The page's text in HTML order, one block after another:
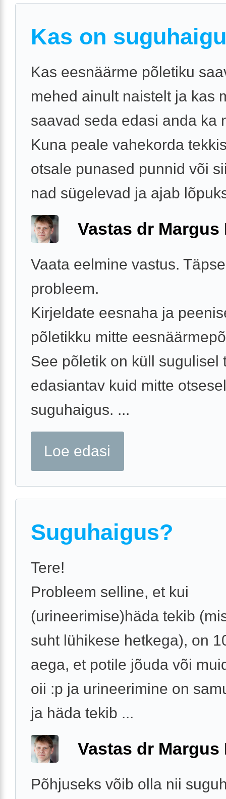
Kas on
Kas eesnäärme põletiku
mehed ainult naistelt ja kas
saavad seda edasi anda ka
Kuna peale vahekorda
otsale punased punnid või
nad sügelevad ja ajab
Vastas dr Margus
Vaata eelmine vastus.
probleem.
Kirjeldate eesnaha ja
põletikku mitte
See põletik on küll sugulisel
edasiantav kuid mitte
suguhaigus. ...
Loe edasi
Suguhaigus?
Tere!
Probleem selline, et kui
(urineerimise)häda tekib
suht lühikese hetkega), on
aega, et potile jõuda või
oii :p ja urineerimine on
ja häda tekib ...
Vastas dr Margus
Põhjuseks võib olla nii